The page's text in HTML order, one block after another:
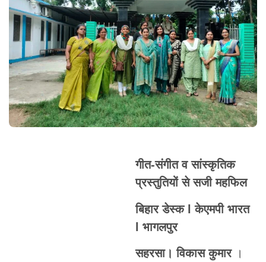
गीत-संगीत व सांस्कृतिक
प्रस्तुतियों से सजी महफिल
बिहार डेस्क l केएमपी भारत
l भागलपुर
सहरसा। विकास कुमार।